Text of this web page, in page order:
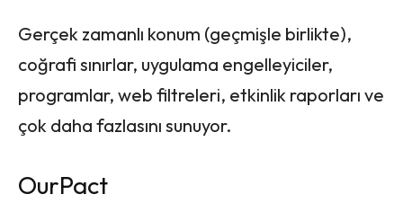
Gerçek zamanlı konum (geçmişle birlikte),
coğrafi sınırlar, uygulama engelleyiciler,
programlar, web filtreleri, etkinlik raporları ve
çok daha fazlasını sunuyor.
OurPact